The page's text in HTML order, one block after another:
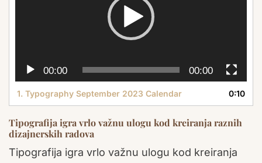
00:00 00:00
1. Typography September 2023 Calendar 0:10
Tipografija igra vrlo važnu ulogu kod kreiranja raznih
dizajnerskih radova
Tipografija igra vrlo važnu ulogu kod kreiranja